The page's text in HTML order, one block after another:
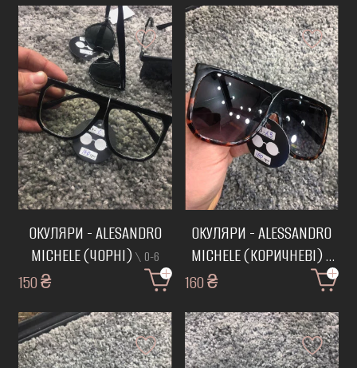
ОКУЛЯРИ - ALESANDRO
MICHELE (ЧОРНІ)\ О-6
150 ₴
ОКУЛЯРИ - ALESSANDRO
MICHELE (КОРИЧНЕВІ)\
160 ₴